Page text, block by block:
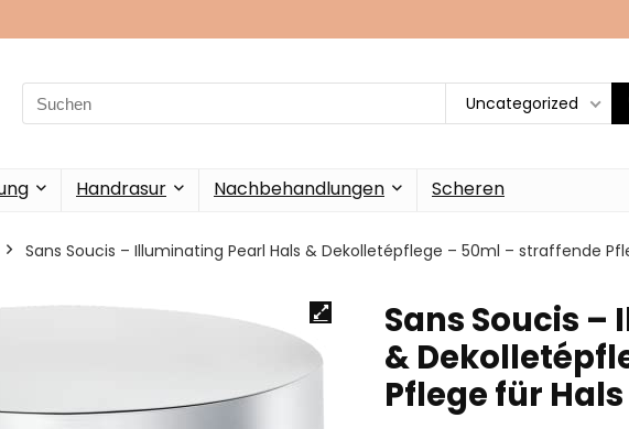
Search
for:
Uncategorized
Handrasur Nachbehandlungen Scheren
Sans Soucis – Illuminating Pearl Hals & Dekolletépflege – 50ml – straffende
Sans Soucis
&
Pflege für